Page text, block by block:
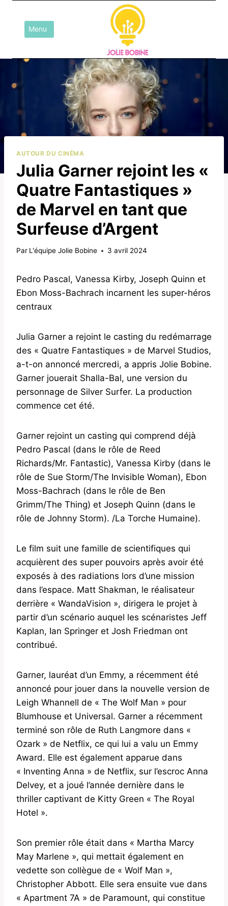
contenuMenu
AUTOUR DU CINÉMA
Julia Garner rejoint les «
Quatre Fantastiques »
de Marvel en tant que
Surfeuse d’Argent
Par L'équipe Jolie Bobine 3 avril 2024
Pedro Pascal, Vanessa Kirby, Joseph Quinn et
Ebon Moss-Bachrach incarnent les super-héros
centraux
Julia Garner a rejoint le casting du redémarrage
des « Quatre Fantastiques » de Marvel Studios,
a-t-on annoncé mercredi, a appris Jolie Bobine.
Garner jouerait Shalla-Bal, une version du
personnage de Silver Surfer. La production
commence cet été.
Garner rejoint un casting qui comprend déjà
Pedro Pascal (dans le rôle de Reed
Richards/Mr. Fantastic), Vanessa Kirby (dans le
rôle de Sue Storm/The Invisible Woman), Ebon
Moss-Bachrach (dans le rôle de Ben
Grimm/The Thing) et Joseph Quinn (dans le
rôle de Johnny Storm). /La Torche Humaine).
Le film suit une famille de scientifiques qui
acquièrent des super pouvoirs après avoir été
exposés à des radiations lors d’une mission
dans l’espace. Matt Shakman, le réalisateur
derrière « WandaVision », dirigera le projet à
partir d’un scénario auquel les scénaristes Jeff
Kaplan, Ian Springer et Josh Friedman ont
contribué.
Garner, lauréat d’un Emmy, a récemment été
annoncé pour jouer dans la nouvelle version de
Leigh Whannell de « The Wolf Man » pour
Blumhouse et Universal. Garner a récemment
terminé son rôle de Ruth Langmore dans «
Ozark » de Netflix, ce qui lui a valu un Emmy
Award. Elle est également apparue dans
« Inventing Anna » de Netflix, sur l’escroc Anna
Delvey, et a joué l’année dernière dans le
thriller captivant de Kitty Green « The Royal
Hotel ».
Son premier rôle était dans « Martha Marcy
May Marlene », qui mettait également en
vedette son collègue de « Wolf Man »,
Christopher Abbott. Elle sera ensuite vue dans
« Apartment 7A » de Paramount, qui constitue